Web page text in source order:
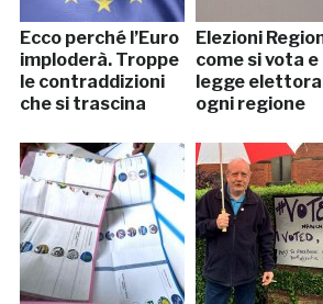
Ecco perché l’Euro
imploderà. Troppe
le contraddizioni
che si trascina
Elezioni
come si vota e
legge
ogni regione